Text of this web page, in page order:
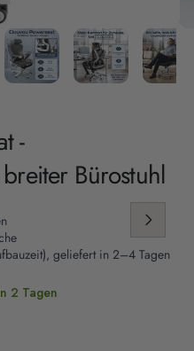
-
breiter Bürostuhl
geliefert in 2–4 Tagen
2 Tagen